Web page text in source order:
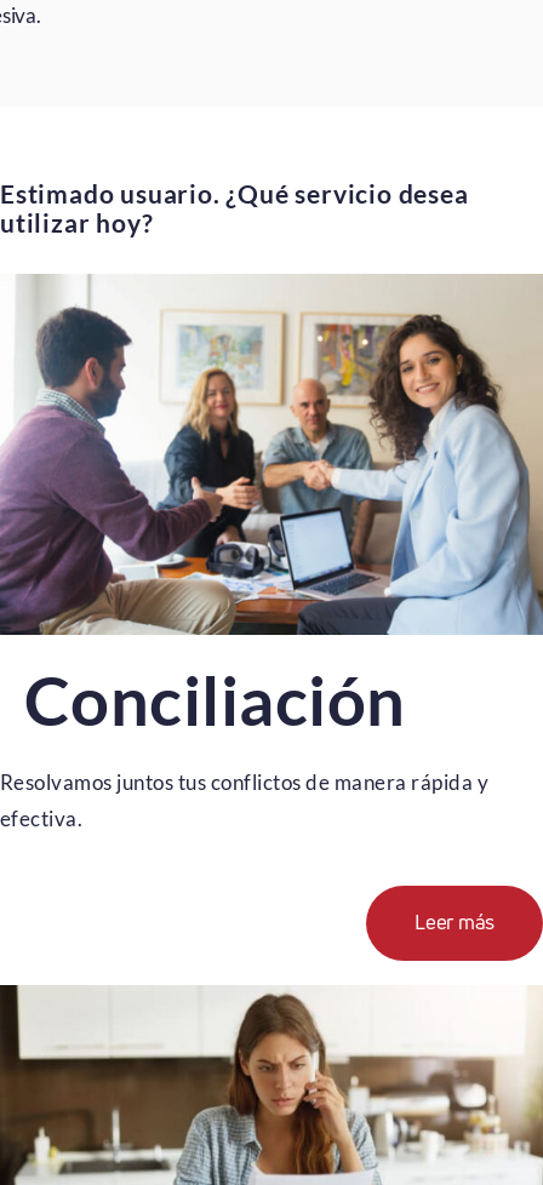
Estimado usuario. ¿Qué servicio desea
utilizar hoy?
Conciliación
Resolvamos juntos tus conflictos de manera rápida y
efectiva.
Leer más